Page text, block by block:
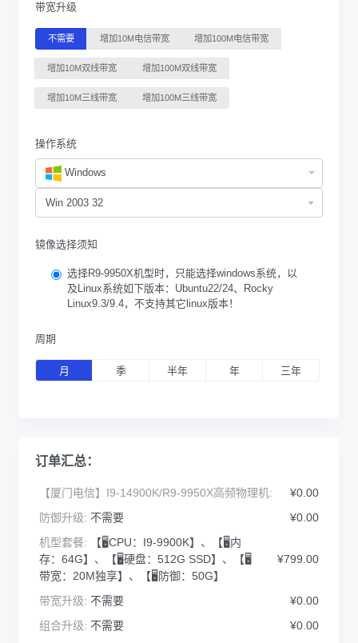
带宽升级
不需要 增加10M电信带宽 增加100M电信带宽
增加10M双线带宽 增加100M双线带宽
增加10M三线带宽 增加100M三线带宽
操作系统
Windows
镜像选择须知
选择R9-9950X机型时，只能选择windows系统，以
及Linux系统如下版本：Ubuntu22/24、Rocky
Linux9.3/9.4，不支持其它linux版本！
周期
月 季 半年 年 三年
订单汇总：
【厦门电信】I9-14900K/R9-9950X高频物理机:
¥0.00
防御升级: 不需要
¥0.00
机型套餐:
【🖥️CPU：I9-9900K】、【🖥️内
存：64G】、【🖥️硬盘：512G SSD】、【🖥️
带宽：20M独享】、【🖥️防御：50G】
¥799.00
带宽升级: 不需要
¥0.00
组合升级: 不需要
¥0.00